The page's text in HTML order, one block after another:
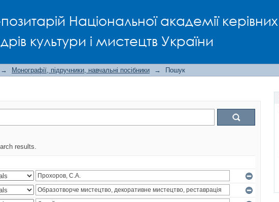
Національної академії керівних
культури і мистецтв України
→ Монографії, підручники, навчальні посібники → Пошук
results.